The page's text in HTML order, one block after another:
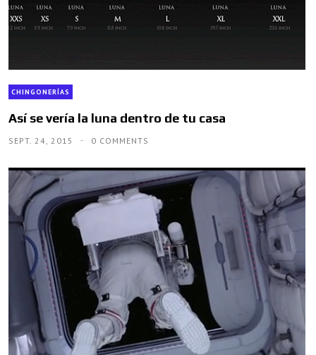
CHINGONERÍAS
Así se vería la luna dentro de tu casa
SEPT. 24, 2015 0 COMMENTS